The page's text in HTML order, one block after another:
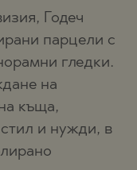
Годеч
парцели с
гледки.
на
къща,
и нужди, в